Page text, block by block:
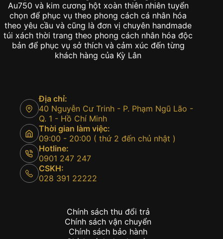
Au750 và kim cương hột xoàn thiên nhiên tuyển
chọn để phục vụ theo phong cách cá nhân hóa
theo yêu cầu và cũng là đơn vị chuyên handmade
túi xách thời trang theo phong cách nhân hóa độc
bản để phục vụ sở thích và cảm xúc đến từng
khách hàng của Kỳ Lân
Địa chỉ:
40 Nguyễn Cư Trinh - P. Phạm Ngũ Lão -
Q. 1 - Hồ Chí Minh
Thời gian làm việc:
09:00 - 20:00 ( thứ 2 đến chủ nhật )
Hotline:
0901 247 247
CSKH:
028 391 22222
Chính sách thu đổi trả
Chính sách vận chuyển
Chính sách bảo hành